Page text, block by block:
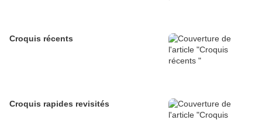
Croquis récents
Croquis rapides revisités